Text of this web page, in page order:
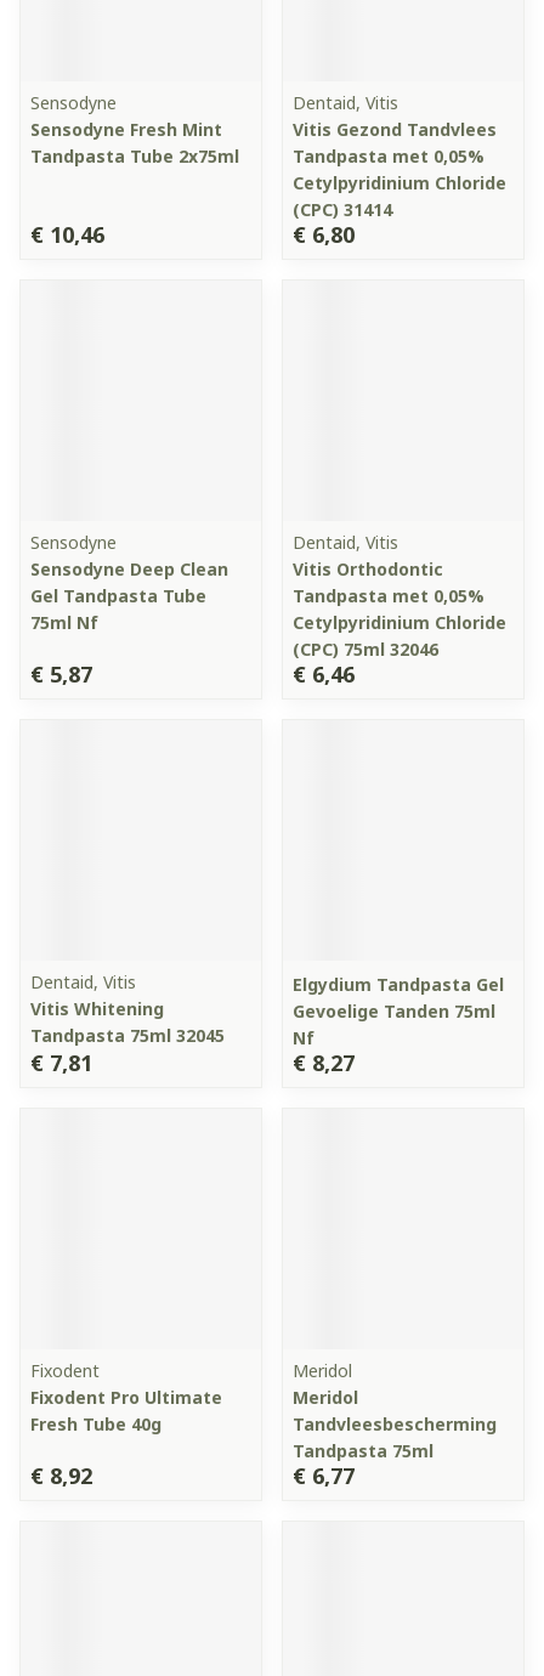
Sensodyne
Sensodyne Fresh Mint
Tandpasta Tube 2x75ml
€ 10,46
Dentaid, Vitis
Vitis Gezond Tandvlees
Tandpasta met 0,05%
Cetylpyridinium Chloride
(CPC) 31414
€ 6,80
Sensodyne
Sensodyne Deep Clean
Gel Tandpasta Tube
75ml Nf
€ 5,87
Dentaid, Vitis
Vitis Orthodontic
Tandpasta met 0,05%
Cetylpyridinium Chloride
(CPC) 75ml 32046
€ 6,46
Dentaid, Vitis
Vitis Whitening
Tandpasta 75ml 32045
€ 7,81
Elgydium Tandpasta Gel
Gevoelige Tanden 75ml
Nf
€ 8,27
Fixodent
Fixodent Pro Ultimate
Fresh Tube 40g
€ 8,92
Meridol
Meridol
Tandvleesbescherming
Tandpasta 75ml
€ 6,77